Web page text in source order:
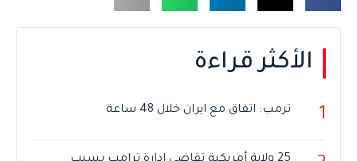
الأكثر قراءة
1 ترمب: اتفاق مع ايران خلال 48 ساعة